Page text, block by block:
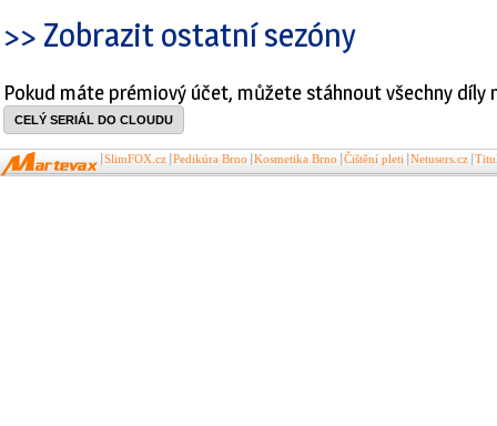
>> Zobrazit ostatní sezóny
Pokud máte prémiový účet, můžete stáhnout všechny díly
CELÝ SERIÁL DO CLOUDU
SlimFOX.cz Pedikúra Brno Kosmetika Brno Čištění pleti Netusers.cz